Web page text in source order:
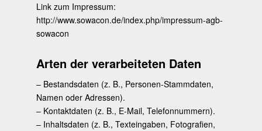
Link zum Impressum:
http://www.sowacon.de/index.php/impressum-agb-
sowacon
Arten der verarbeiteten Daten
– Bestandsdaten (z. B., Personen-Stammdaten,
Namen oder Adressen).
– Kontaktdaten (z. B., E-Mail, Telefonnummern).
– Inhaltsdaten (z. B., Texteingaben, Fotografien,